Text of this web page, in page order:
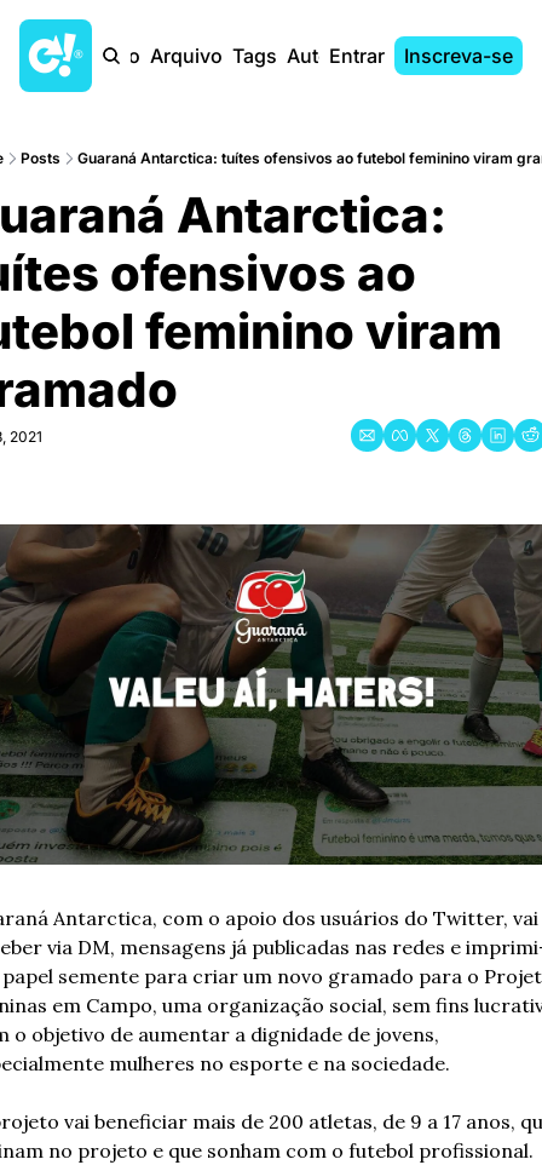
Início Arquivo Tags AutoresEntrar Inscreva-se
Posts Guaraná Antarctica: tuítes ofensivos ao futebol feminino viram
Antarctica:
ofensivos ao
feminino viram
2021
Antarctica, com o apoio dos usuários do Twitter, vai
via DM, mensagens já publicadas nas redes e
semente para criar um novo gramado para o
em Campo, uma organização social, sem fins
o objetivo de aumentar a dignidade de jovens,
mulheres no esporte e na sociedade.
vai beneficiar mais de 200 atletas, de 9 a 17 anos,
no projeto e que sonham com o futebol profissional.